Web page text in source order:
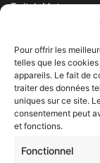
Pour offrir les
telles que les
appareils. Le fait de
traiter des données
uniques sur ce site.
consentement peut
et fonctions.
Fonctionnel
Twitch Metz
Nos éditions
Agenda Grand Est
Agenda Moselle Est
Luxembourg &
Metz, Moselle &